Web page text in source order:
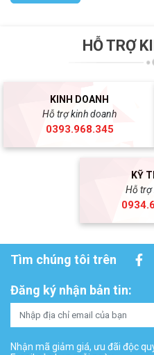
HỖ TRỢ
KINH DOANH
Hỗ trợ kinh doanh
0393.968.345
KỸ
Hỗ trợ
Tìm chúng tôi trên
Đăng ký nhận bản tin:
Nhận mã giảm giá, ưu đãi độc